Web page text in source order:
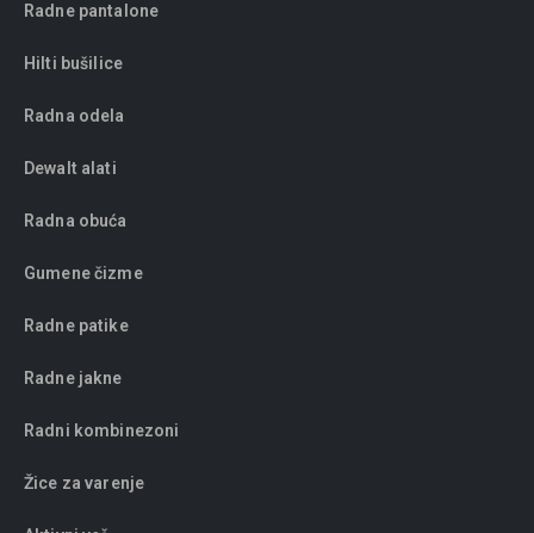
Radne pantalone
Hilti bušilice
Radna odela
Dewalt alati
Radna obuća
Gumene čizme
Radne patike
Radne jakne
Radni kombinezoni
Žice za varenje